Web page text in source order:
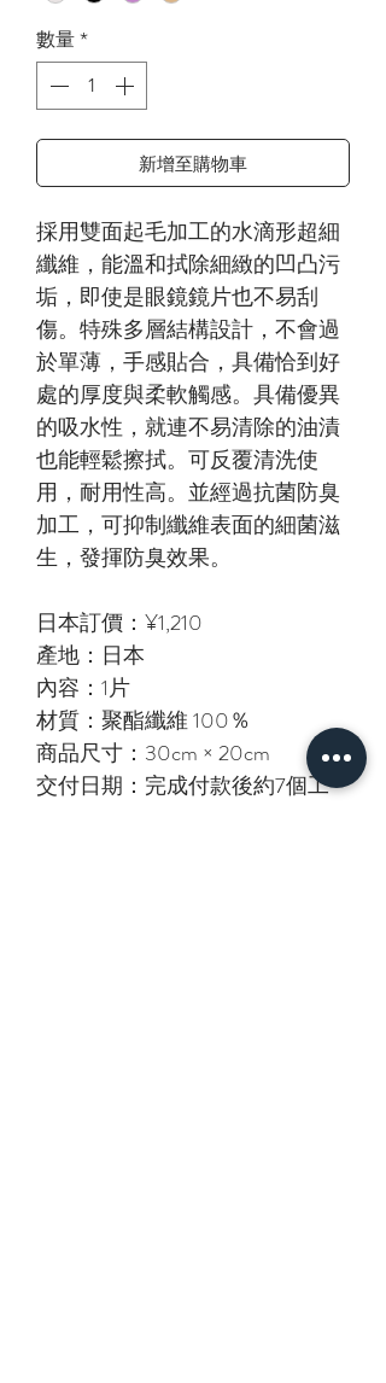
數量 *
新增至購物車
採用雙面起毛加工的水滴形超細
纖維，能溫和拭除細緻的凹凸污
垢，即使是眼鏡鏡片也不易刮
傷。特殊多層結構設計，不會過
於單薄，手感貼合，具備恰到好
處的厚度與柔軟觸感。具備優異
的吸水性，就連不易清除的油漬
也能輕鬆擦拭。可反覆清洗使
用，耐用性高。並經過抗菌防臭
加工，可抑制纖維表面的細菌滋
生，發揮防臭效果。
日本訂價：¥1,210
產地：日本
內容：1片
材質：聚酯纖維 100％
商品尺寸：30cm × 20cm
交付日期：完成付款後約7個工